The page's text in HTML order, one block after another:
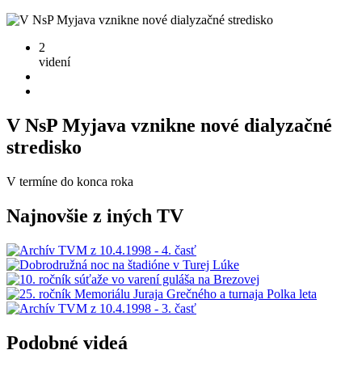
2
videní
V NsP Myjava vznikne nové dialyzačné
stredisko
V termíne do konca roka
Najnovšie z iných TV
Podobné videá